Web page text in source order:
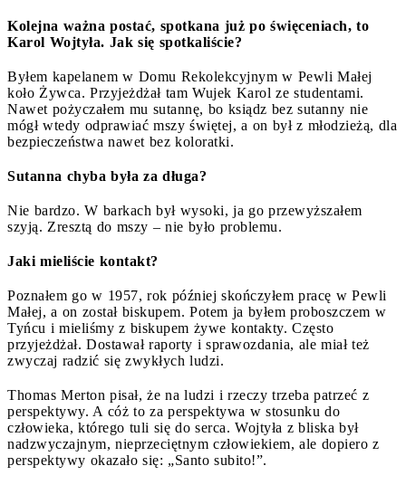
Kolejna ważna postać, spotkana już po święceniach, to
Karol Wojtyła. Jak się spotkaliście?
Byłem kapelanem w Domu Rekolekcyjnym w Pewli Małej
koło Żywca. Przyjeżdżał tam Wujek Karol ze studentami.
Nawet pożyczałem mu sutannę, bo ksiądz bez sutanny nie
mógł wtedy odprawiać mszy świętej, a on był z młodzieżą, dla
bezpieczeństwa nawet bez koloratki.
Sutanna chyba była za długa?
Nie bardzo. W barkach był wysoki, ja go przewyższałem
szyją. Zresztą do mszy – nie było problemu.
Jaki mieliście kontakt?
Poznałem go w 1957, rok później skończyłem pracę w Pewli
Małej, a on został biskupem. Potem ja byłem proboszczem w
Tyńcu i mieliśmy z biskupem żywe kontakty. Często
przyjeżdżał. Dostawał raporty i sprawozdania, ale miał też
zwyczaj radzić się zwykłych ludzi.
Thomas Merton pisał, że na ludzi i rzeczy trzeba patrzeć z
perspektywy. A cóż to za perspektywa w stosunku do
człowieka, którego tuli się do serca. Wojtyła z bliska był
nadzwyczajnym, nieprzeciętnym człowiekiem, ale dopiero z
perspektywy okazało się: „Santo subito!”.